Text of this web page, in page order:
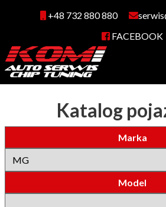
+48 732 880 880
FACEBOOK
Katalog
Marka
Model